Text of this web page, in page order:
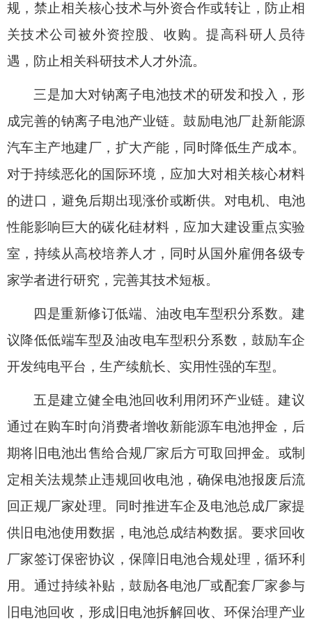
规，禁止相关核心技术与外资合作或转让，防止相
关技术公司被外资控股、收购。提高科研人员待
遇，防止相关科研技术人才外流。
三是加大对钠离子电池技术的研发和投入，形
成完善的钠离子电池产业链。鼓励电池厂赴新能源
汽车主产地建厂，扩大产能，同时降低生产成本。
对于持续恶化的国际环境，应加大对相关核心材料
的进口，避免后期出现涨价或断供。对电机、电池
性能影响巨大的碳化硅材料，应加大建设重点实验
室，持续从高校培养人才，同时从国外雇佣各级专
家学者进行研究，完善其技术短板。
四是重新修订低端、油改电车型积分系数。 建
议降低低端车型及油改电车型积分系数，鼓励车企
开发纯电平台，生产续航长、实用性强的车型。
五是建立健全电池回收利用闭环产业链。建议
通过在购车时向消费者增收新能源车电池押金，后
期将旧电池出售给合规厂家后方可取回押金。或制
定相关法规禁止违规回收电池，确保电池报废后流
回正规厂家处理。同时推进车企及电池总成厂家提
供旧电池使用数据，电池总成结构数据。要求回收
厂家签订保密协议，保障旧电池合规处理，循环利
用。通过持续补贴，鼓励各电池厂或配套厂家参与
旧电池回收，形成旧电池拆解回收、环保治理产业